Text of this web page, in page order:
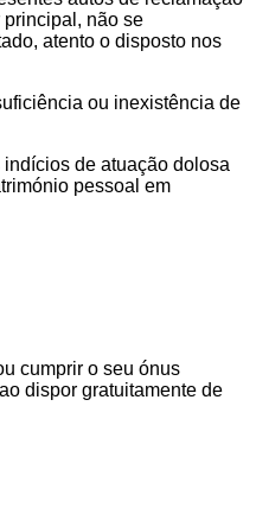
não se
atento o disposto nos
ou inexistência de
de atuação dolosa
pessoal em
cumprir o seu ónus
dispor gratuitamente de